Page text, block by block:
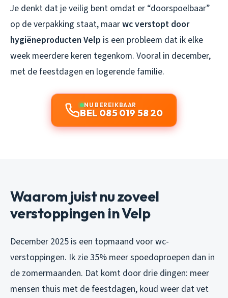
Je denkt dat je veilig bent omdat er “doorspoelbaar”
op de verpakking staat, maarwc verstopt door
hygiëneproducten Velp is een probleem dat ik elke
week meerdere keren tegenkom. Vooral in december,
met de feestdagen en logerende familie.
NU BEREIKBAAR
BEL 085 019 58 20
Waarom juist nu zoveel
verstoppingen in Velp
December 2025 is een topmaand voor wc-
verstoppingen. Ik zie 35% meer spoedoproepen dan in
de zomermaanden. Dat komt door drie dingen: meer
mensen thuis met de feestdagen, koud weer dat vet